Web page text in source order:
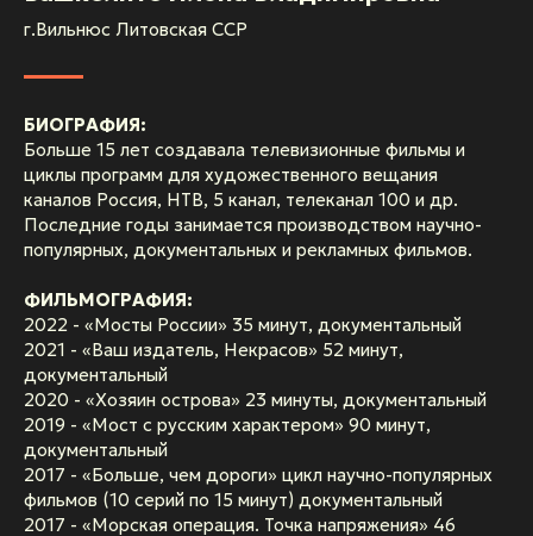
г.Вильнюс Литовская ССР
БИОГРАФИЯ:
Больше 15 лет создавала телевизионные фильмы и
циклы программ для художественного вещания
каналов Россия, НТВ, 5 канал, телеканал 100 и др.
Последние годы занимается производством научно-
популярных, документальных и рекламных фильмов.
ФИЛЬМОГРАФИЯ:
2022 - «Мосты России» 35 минут, документальный
2021 - «Ваш издатель, Некрасов» 52 минут,
документальный
2020 - «Хозяин острова» 23 минуты, документальный
2019 - «Мост с русским характером» 90 минут,
документальный
2017 - «Больше, чем дороги» цикл научно-популярных
фильмов (10 серий по 15 минут) документальный
2017 - «Морская операция. Точка напряжения» 46